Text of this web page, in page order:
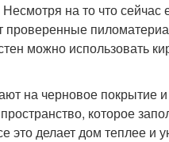
на то что сейчас
проверенные
можно использовать
на черновое покрытие
которое
это делает дом теплее и